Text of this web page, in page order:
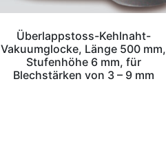
Überlappstoss-Kehlnaht-
Vakuumglocke, Länge 500 mm,
Stufenhöhe 6 mm, für
Blechstärken von 3 – 9 mm